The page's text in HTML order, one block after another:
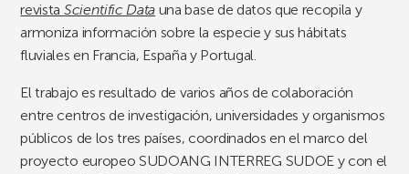
revista Scientific Data una base de datos que recopila y
armoniza información sobre la especie y sus hábitats
fluviales en Francia, España y Portugal.
El trabajo es resultado de varios años de colaboración
entre centros de investigación, universidades y organismos
públicos de los tres países, coordinados en el marco del
proyecto europeo SUDOANG INTERREG SUDOE y con el